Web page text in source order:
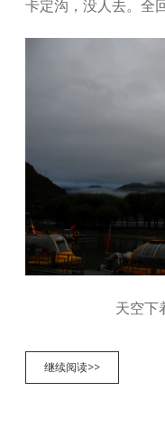
卡定沟，没人去。全
天空下
继续阅读>>西
藏